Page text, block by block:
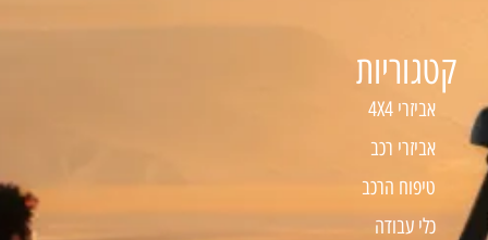
קטגוריות
אביזרי 4X4
אביזרי רכב
טיפוח הרכב
כלי עבודה